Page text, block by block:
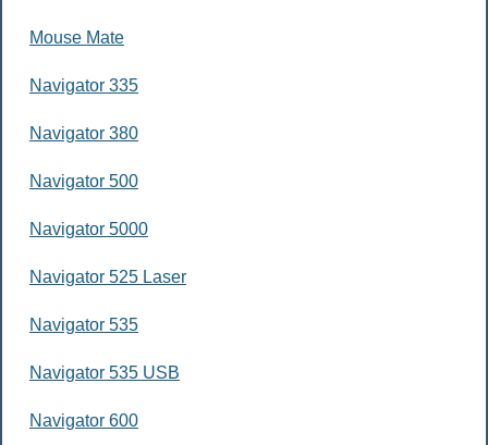
Mouse Mate
Navigator 335
Navigator 380
Navigator 500
Navigator 5000
Navigator 525 Laser
Navigator 535
Navigator 535 USB
Navigator 600